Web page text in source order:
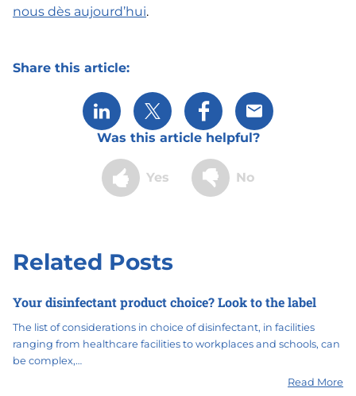
nous dès aujourd’hui.
Share this article:
Share via LinkedIn
Share via XShare via Facebook
Share via Email
Was this article helpful?
Yes No
Related Posts
Your disinfectant product choice? Look to the label
The list of considerations in choice of disinfectant, in facilities
ranging from healthcare facilities to workplaces and schools, can
be complex,…
Read More